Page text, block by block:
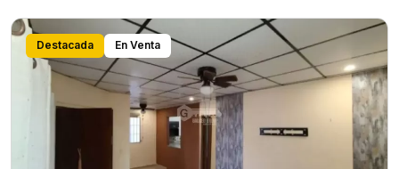
Destacada En Venta